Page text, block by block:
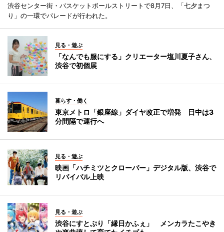
渋谷センター街・バスケットボールストリートで8月7日、「七夕まつ
り」の一環でパレードが行われた。
見る・遊ぶ
「なんでも服にする」クリエーター塩川夏子さん、
渋谷で初個展
暮らす・働く
東京メトロ「銀座線」ダイヤ改正で増発 日中は3
分間隔で運行へ
見る・遊ぶ
映画「ハチミツとクローバー」デジタル版、渋谷で
リバイバル上映
見る・遊ぶ
渋谷にすとぷり「縁日かふぇ」 メンカラたこやき